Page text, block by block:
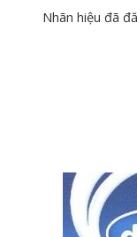
Nhãn hiệu đã